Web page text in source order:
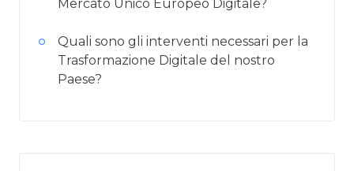
Mercato Unico Europeo Digitale?
Quali sono gli interventi necessari per la
Trasformazione Digitale del nostro
Paese?